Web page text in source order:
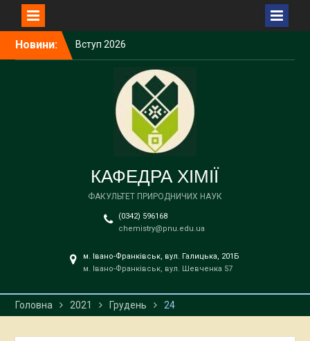
Новини:
Вступ 2026
Вступ 2026
Вступ 2026
Вступ 2026
КАФЕДРА ХІМІЇ
ФАКУЛЬТЕТ ПРИРОДНИЧИХ НАУК
(0342) 596168
chemistry@pnu.edu.ua
м. Івано-Франківськ, вул. Галицька, 201Б
м. Івано-Франківськ, вул. Шевченка 57
Головна 2021 Грудень 24